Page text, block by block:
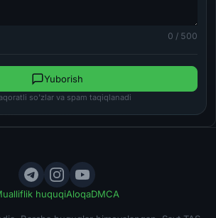
0 / 500
so'zlar va spam taqiqlanadi
Yuborish
huquqiAloqaDMCA